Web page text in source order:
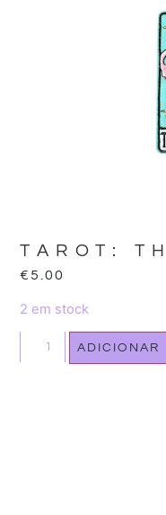
TAROT:
€5.00
2 em stock
ADICIONAR